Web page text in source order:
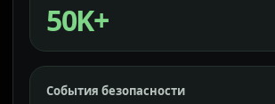
50K+
События безопасности